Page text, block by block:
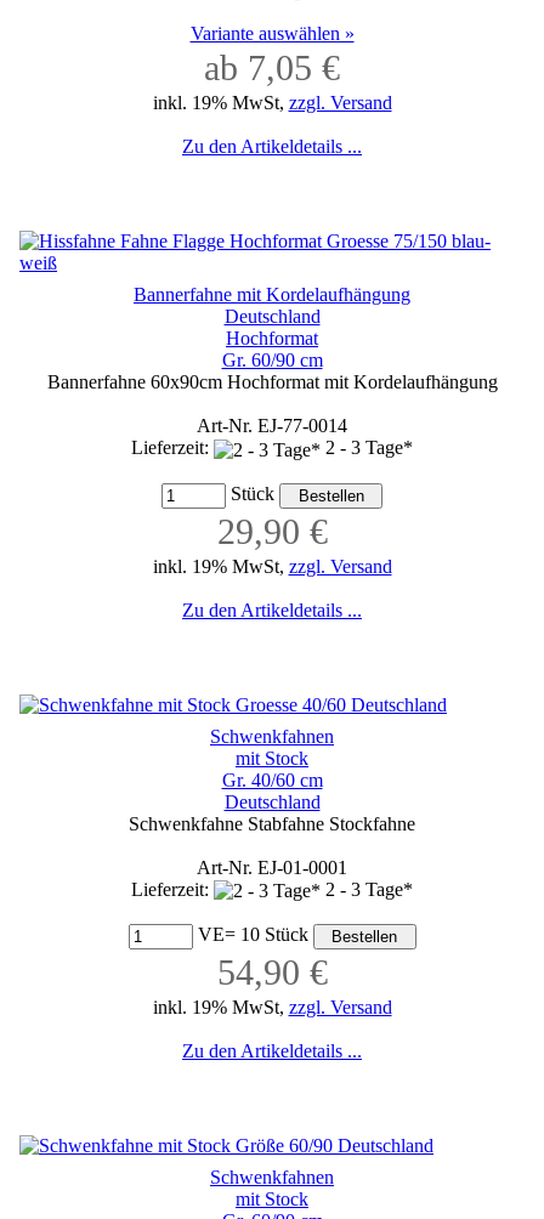
Variante auswählen »
ab 7,05 €
inkl. 19% MwSt, zzgl. Versand
Zu den Artikeldetails ...
Bannerfahne mit Kordelaufhängung
Deutschland
Hochformat
Gr. 60/90 cm
Bannerfahne 60x90cm Hochformat mit Kordelaufhängung
Art-Nr. EJ-77-0014
Lieferzeit:
2 - 3 Tage*
Stück
29,90 €
inkl. 19% MwSt, zzgl. Versand
Zu den Artikeldetails ...
Schwenkfahnen
mit Stock
Gr. 40/60 cm
Deutschland
Schwenkfahne Stabfahne Stockfahne
Art-Nr. EJ-01-0001
Lieferzeit:
2 - 3 Tage*
VE= 10 Stück
54,90 €
inkl. 19% MwSt, zzgl. Versand
Zu den Artikeldetails ...
Schwenkfahnen
mit Stock